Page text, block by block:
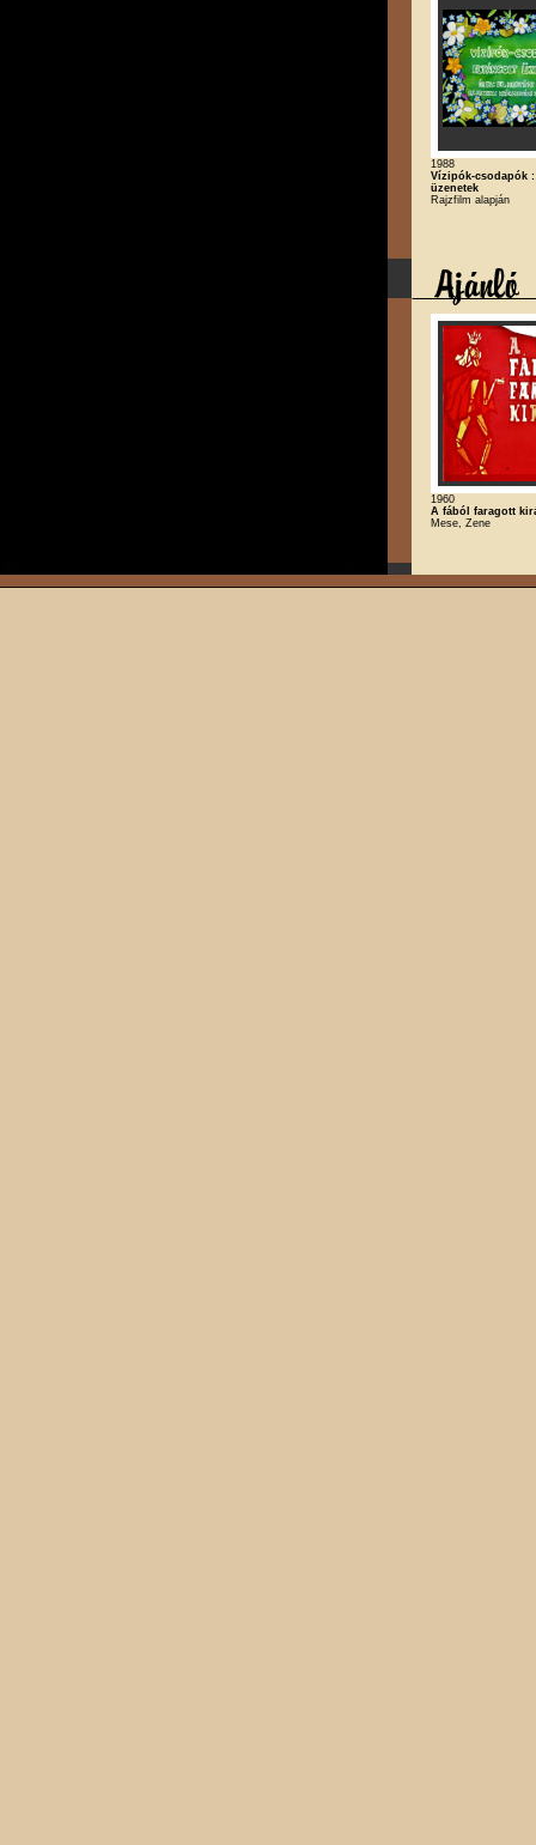
1988
Vízipók-csodapók
üzenetek
Rajzfilm alapján
1960
A fából faragott
Mese, Zene